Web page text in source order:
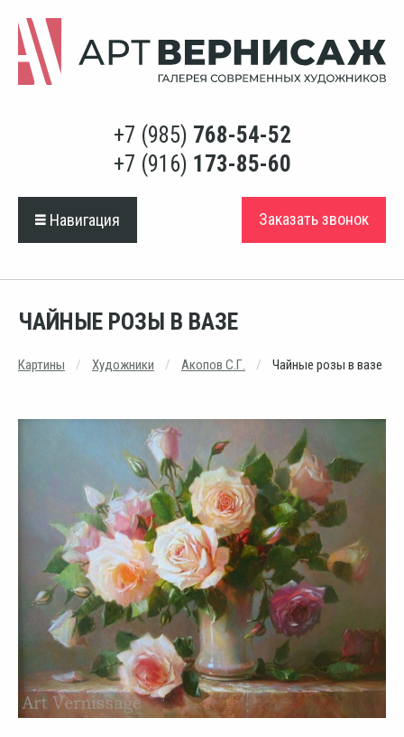
+7 (985) 768-54-52
+7 (916) 173-85-60
Навигация Заказать звонок
ЧАЙНЫЕ РОЗЫ В ВАЗЕ
Картины Художники Акопов С.Г. Чайные розы в вазе